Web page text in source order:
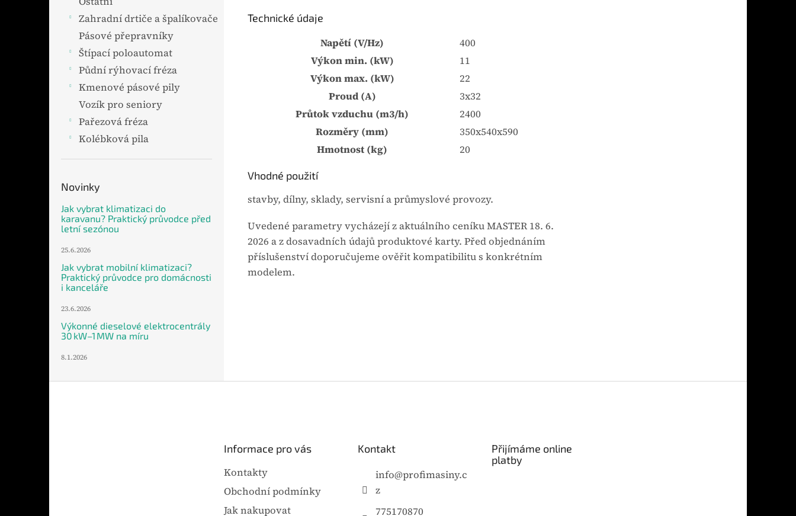
Zahradní drtiče a špalíkovače
Pásové přepravníky
Štípací poloautomat
Půdní rýhovací fréza
Kmenové pásové pily
Vozík pro seniory
Pařezová fréza
Kolébková pila
Novinky
Jak vybrat klimatizaci do
karavanu? Praktický průvodce před
letní sezónou
25.6.2026
Jak vybrat mobilní klimatizaci?
Praktický průvodce pro domácnosti
i kanceláře
23.6.2026
Výkonné dieselové elektrocentrály
30 kW–1 MW na míru
8.1.2026
Technické údaje
Napětí (V/Hz)
400
Výkon min. (kW)
11
Výkon max. (kW)
22
Proud (A)
3x32
Průtok vzduchu (m3/h)
2400
Rozměry (mm)
350x540x590
Hmotnost (kg)
20
Vhodné použití
stavby, dílny, sklady, servisní a průmyslové provozy.
Uvedené parametry vycházejí z aktuálního ceníku MASTER 18. 6.
2026 a z dosavadních údajů produktové karty. Před objednáním
příslušenství doporučujeme ověřit kompatibilitu s konkrétním
modelem.
Informace pro vás
Kontakty
Obchodní podmínky
Jak nakupovat
Kontakt
info@profimasiny.c
z
775170870
Přijímáme online
platby